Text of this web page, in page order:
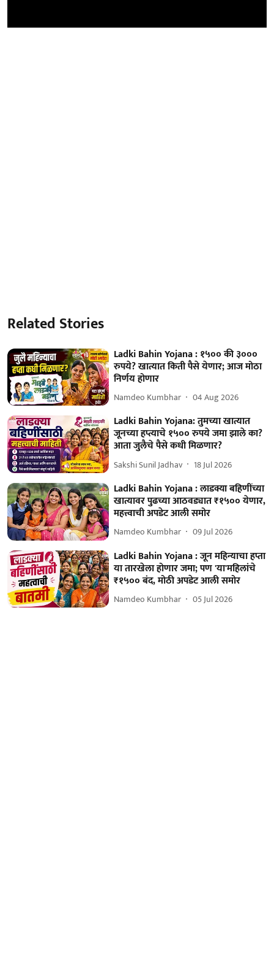
Related Stories
Ladki Bahin Yojana : १५०० की ३०००
रुपये? खात्यात किती पैसे येणार; आज मोठा
निर्णय होणार
Namdeo Kumbhar 04 Aug 2026
Ladki Bahin Yojana: तुमच्या खात्यात
जूनच्या हप्त्याचे १५०० रुपये जमा झाले का?
आता जुलैचे पैसे कधी मिळणार?
Sakshi Sunil Jadhav 18 Jul 2026
Ladki Bahin Yojana : लाडक्या बहिणींच्या
खात्यावर पुढच्या आठवड्यात ₹१५०० येणार,
महत्त्वाची अपडेट आली समोर
Namdeo Kumbhar 09 Jul 2026
Ladki Bahin Yojana : जून महिन्याचा हप्ता
या तारखेला होणार जमा; पण 'या'महिलांचे
₹१५०० बंद, मोठी अपडेट आली समोर
Namdeo Kumbhar 05 Jul 2026